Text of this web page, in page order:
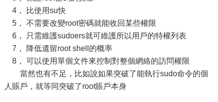
4， 比使用su快
5， 不需要改變root密碼就能收回某些權限
6， 只需維護sudoers就可維護所以用戶的特權列表
7， 降低遺留root shell的概率
8， 可以使用單個文件來控制對整個網絡的訪問權限
當然也有不足，比如說如果突破了能執行sudo命令的個
人賬戶，就等同突破了root賬戶本身